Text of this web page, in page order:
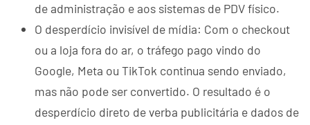
de administração e aos sistemas de PDV físico.
O desperdício invisível de mídia: Com o checkout
ou a loja fora do ar, o tráfego pago vindo do
Google, Meta ou TikTok continua sendo enviado,
mas não pode ser convertido. O resultado é o
desperdício direto de verba publicitária e dados de